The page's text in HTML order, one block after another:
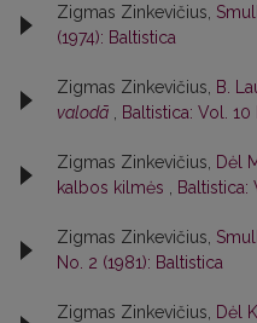
Zigmas Zinkevičius,
(1974): Baltistica
Zigmas Zinkevičius, B.
valodā
Baltistica: Vol. 10
Zigmas Zinkevičius,
Dėl
kalbos kilmės
Baltistica:
Zigmas Zinkevičius,
No. 2 (1981): Baltistica
Zigmas Zinkevičius,
Dėl